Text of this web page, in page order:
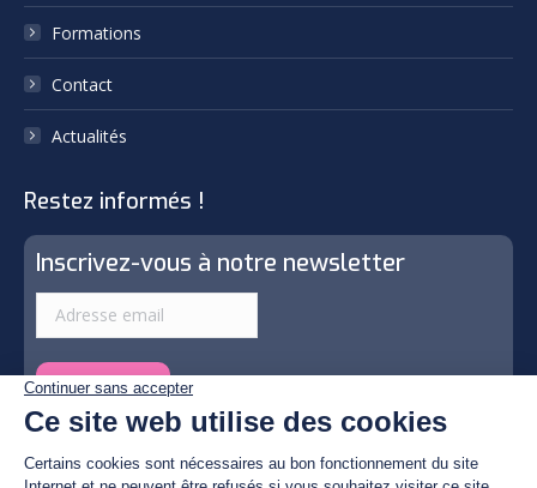
Formations
Contact
Actualités
Restez informés !
Inscrivez-vous à notre newsletter